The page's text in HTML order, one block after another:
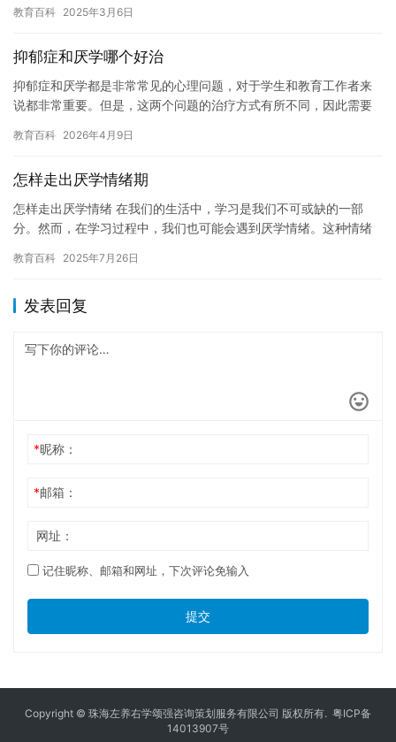
绪，让他…
教育百科 2025年3月6日
抑郁症和厌学哪个好治
抑郁症和厌学都是非常常见的心理问题，对于学生和教育工作者来
说都非常重要。但是，这两个问题的治疗方式有所不同，因此需要
治，以…
教育百科 2026年4月9日
怎样走出厌学情绪期
怎样走出厌学情绪 在我们的生活中，学习是我们不可或缺的一部
分。然而，在学习过程中，我们也可能会遇到厌学情绪。这种情绪
绪呢？…
教育百科 2025年7月26日
发表回复
*昵称：
*邮箱：
网址：
记住昵称、邮箱和网址，下次评论免输入
提交
Copyright © 珠海左养右学颂强咨询策划服务有限公司 版权所有. 粤ICP备
14013907号